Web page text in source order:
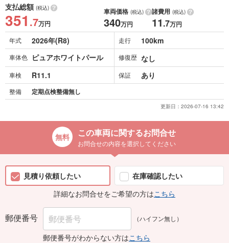
支払総額 (税込)
351 .7万円
車両価格 (税込)
340万円
諸費用 (税込)
11.7万円
年式 2026年(R8) 走行 100km
車体色 ピュアホワイトパール 修復歴 なし
車検 R11.1 保証 あり
整備 定期点検整備無し
更新日： 2026-07-16 13:42
この車両に関するお問合せ
お問合せの内容を選択してください
見積り依頼したい
在庫確認したい
詳細なお問合せをご希望の方はこちら
郵便番号 （ハイフン無し）
郵便番号がわからない方はこちら